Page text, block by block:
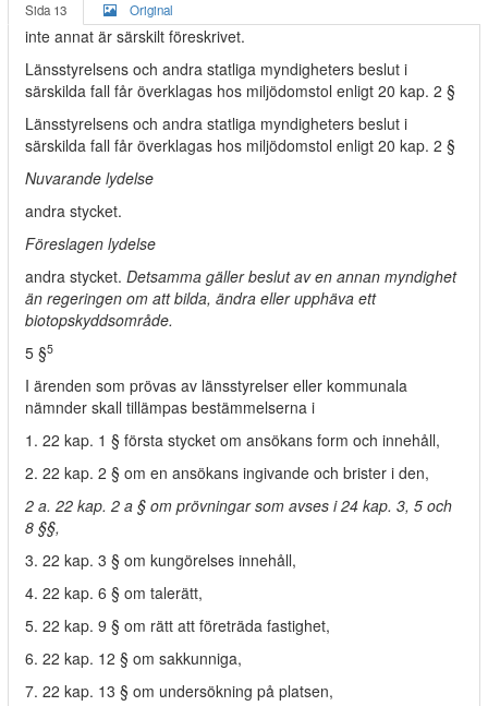
Sida 13 Original
inte annat är särskilt föreskrivet.
Länsstyrelsens och andra statliga myndigheters beslut i
särskilda fall får överklagas hos miljödomstol enligt 20 kap. 2 §
Länsstyrelsens och andra statliga myndigheters beslut i
särskilda fall får överklagas hos miljödomstol enligt 20 kap. 2 §
Nuvarande lydelse
andra stycket.
Föreslagen lydelse
andra stycket. Detsamma gäller beslut av en annan myndighet
än regeringen om att bilda, ändra eller upphäva ett
biotopskyddsområde.
5 §5
I ärenden som prövas av länsstyrelser eller kommunala
nämnder skall tillämpas bestämmelserna i
1. 22 kap. 1 § första stycket om ansökans form och innehåll,
2. 22 kap. 2 § om en ansökans ingivande och brister i den,
2 a. 22 kap. 2 a § om prövningar som avses i 24 kap. 3, 5 och
8 §§,
3. 22 kap. 3 § om kungörelses innehåll,
4. 22 kap. 6 § om talerätt,
5. 22 kap. 9 § om rätt att företräda fastighet,
6. 22 kap. 12 § om sakkunniga,
7. 22 kap. 13 § om undersökning på platsen,